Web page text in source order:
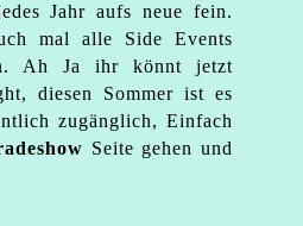
Jahr aufs neue fein.
mal alle Side Events
Ah Ja ihr könnt jetzt
diesen Sommer ist es
zugänglich, Einfach
Seite gehen und